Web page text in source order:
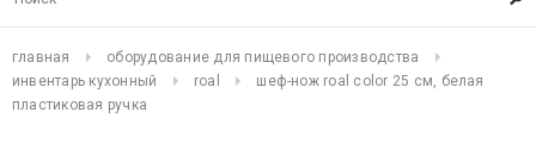
главная
оборудование для пищевого производства
инвентарь кухонный
roal
шеф-нож roal color 25 см, белая
пластиковая ручка